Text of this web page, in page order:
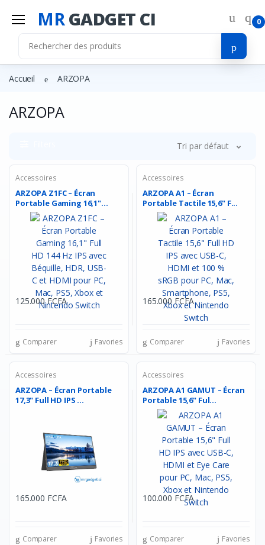
MRGADGET CI 0
Accueil ARZOPA
ARZOPA
Tri par défaut
Accessoires
ARZOPA Z1FC – Écran
Portable Gaming 16,1"...
125.000 FCFA
Comparer Favories
Accessoires
ARZOPA A1 – Écran
Portable Tactile 15,6" F...
165.000 FCFA
Comparer Favories
Accessoires
ARZOPA – Écran Portable
17,3" Full HD IPS ...
165.000 FCFA
Comparer Favories
Accessoires
ARZOPA A1 GAMUT – Écran
Portable 15,6" Ful...
100.000 FCFA
Comparer Favories